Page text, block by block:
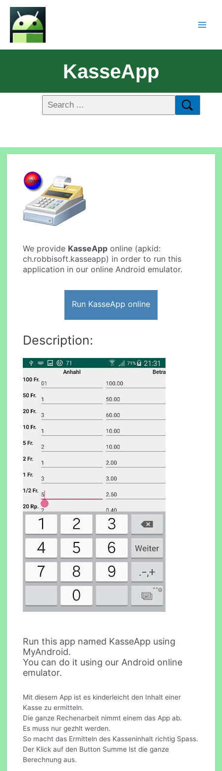
KasseApp
We provide KasseApp online (apkid:
ch.robbisoft.kasseapp) in order to run this
application in our online Android emulator.
Run KasseApp online
Description:
Run this app named KasseApp using
MyAndroid.
You can do it using our Android online
emulator.
Mit diesem App ist es kinderleicht den Inhalt einer
Kasse zu ermitteln.
Die ganze Rechenarbeit nimmt einem das App ab.
Es muss nur gezhlt werden.
So macht das Ermitteln des Kasseninhalt richtig Spass.
Der Klick auf den Button Summe lst die ganze
Berechnung aus.